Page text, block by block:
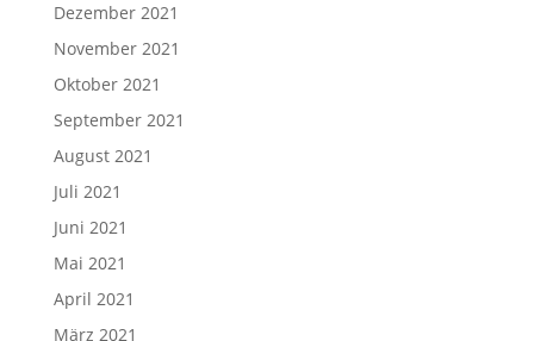
Dezember 2021
November 2021
Oktober 2021
September 2021
August 2021
Juli 2021
Juni 2021
Mai 2021
April 2021
März 2021